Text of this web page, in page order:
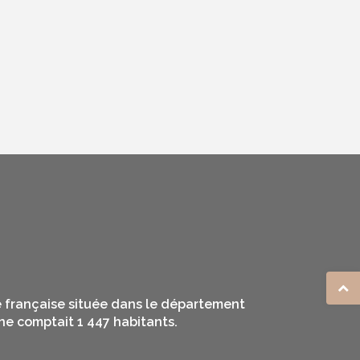
située dans le département
comptait 1 447 habitants.